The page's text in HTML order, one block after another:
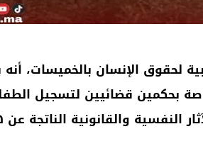
لحقوق الإنسان بالخميسات، أنه
بحكمين قضائيين لتسجيل
النفسية والقانونية الناتجة